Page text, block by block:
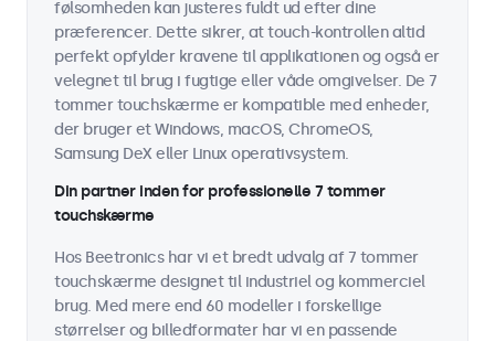
følsomheden kan justeres fuldt ud efter dine
præferencer. Dette sikrer, at touch-kontrollen altid
perfekt opfylder kravene til applikationen og også er
velegnet til brug i fugtige eller våde omgivelser. De 7
tommer touchskærme er kompatible med enheder,
der bruger et Windows, macOS, ChromeOS,
Samsung DeX eller Linux operativsystem.
Din partner inden for professionelle 7 tommer
touchskærme
Hos Beetronics har vi et bredt udvalg af 7 tommer
touchskærme designet til industriel og kommerciel
brug. Med mere end 60 modeller i forskellige
størrelser og billedformater har vi en passende